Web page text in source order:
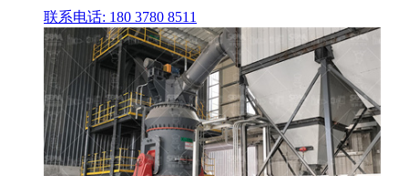
联系电话: 180 3780 8511